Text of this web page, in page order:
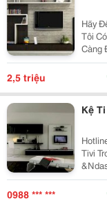
Hãy
Tôi Có
Càng
Nó
Các
2,5 triệu
Kệ
Hotline :
Tivi
Tiên
Tivi
0988 *** ***